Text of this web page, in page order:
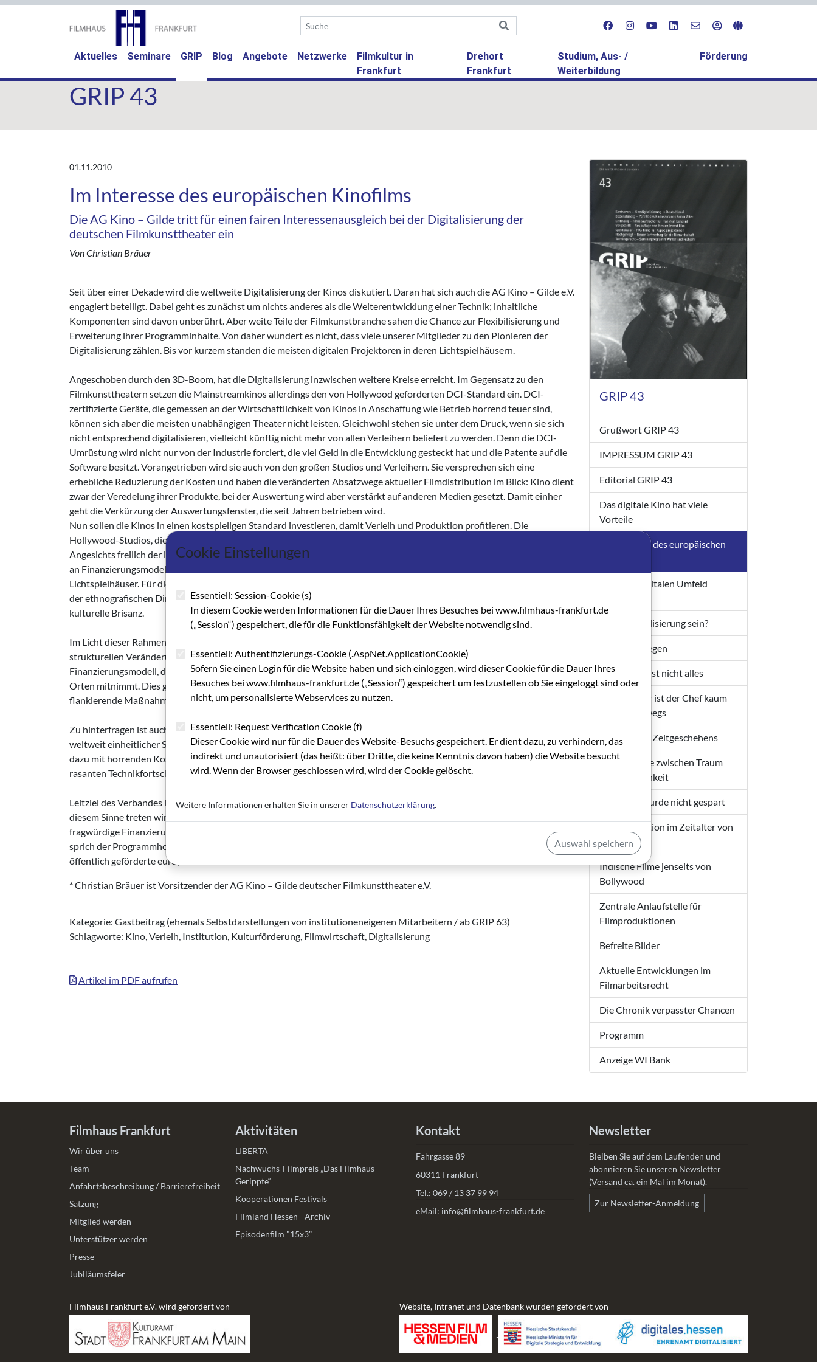
Aktuelles Seminare GRIP (current)
Blog Angebote Netzwerke
Filmkultur in
Frankfurt
Drehort
Frankfurt
Studium, Aus- /
Weiterbildung
Förderung
GRIP 43
01.11.2010
Im Interesse des europäischen Kinofilms
Die AG Kino – Gilde tritt für einen fairen Interessenausgleich bei der Digitalisierung der
deutschen Filmkunsttheater ein
Von Christian Bräuer
Seit über einer Dekade wird die weltweite Digitalisierung der Kinos diskutiert. Daran hat sich auch die AG Kino – Gilde e.V.
engagiert beteiligt. Dabei geht es zunächst um nichts anderes als die Weiterentwicklung einer Technik; inhaltliche
Komponenten sind davon unberührt. Aber weite Teile der Filmkunstbranche sahen die Chance zur Flexibilisierung und
Erweiterung ihrer Programminhalte. Von daher wundert es nicht, dass viele unserer Mitglieder zu den Pionieren der
Digitalisierung zählen. Bis vor kurzem standen die meisten digitalen Projektoren in deren Lichtspielhäusern.
Angeschoben durch den 3D-Boom, hat die Digitalisierung inzwischen weitere Kreise erreicht. Im Gegensatz zu den
Filmkunsttheatern setzen die Mainstreamkinos allerdings den von Hollywood geforderten DCI-Standard ein. DCI-
zertifizierte Geräte, die gemessen an der Wirtschaftlichkeit von Kinos in Anschaffung wie Betrieb horrend teuer sind,
können sich aber die meisten unabhängigen Theater nicht leisten. Gleichwohl stehen sie unter dem Druck, wenn sie sich
nicht entsprechend digitalisieren, vielleicht künftig nicht mehr von allen Verleihern beliefert zu werden. Denn die DCI-
Umrüstung wird nicht nur von der Industrie forciert, die viel Geld in die Entwicklung gesteckt hat und die Patente auf die
Software besitzt. Vorangetrieben wird sie auch von den großen Studios und Verleihern. Sie versprechen sich eine
erhebliche Reduzierung der Kosten und haben die veränderten Absatzwege aktueller Filmdistribution im Blick: Kino dient
zwar der Veredelung ihrer Produkte, bei der Auswertung wird aber verstärkt auf anderen Medien gesetzt. Damit einher
geht die Verkürzung der Auswertungsfenster, die seit Jahren betrieben wird.
Nun sollen die Kinos in einen kostspieligen Standard investieren, damit Verleih und Produktion profitieren. Die
Hollywood-Studios, die die Norm nach ihren Interessen definiert haben, müssen indes nicht die Investitionskosten tragen.
Angesichts freilich der immensen Einsparpotenziale, die durch die Digitalisierung winken, beteiligen sie die Majors zwar
an Finanzierungsmodellen, die nach Expertenmeinung aber ungeeignet sind für die Filmkunsttheater und traditionellen
Lichtspielhäuser. Für die Pflege des europäischen Films aber sind eben diese Arthouse-Kinos unverzichtbar. Angesichts
der ethnografischen Dimension dieser Werke besitzt die Digitalisierung damit nicht nur wirtschaftliche, sondern auch
kulturelle Brisanz.
Im Licht dieser Rahmenbedingungen ist eine massive Marktkonzentration zu befürchten, verbunden mit einer
strukturellen Veränderung der Kinolandschaft insgesamt. Daher setzen wir uns nachdrücklich für ein solides
Finanzierungsmodell, das einen leistbaren Eigenanteil enthält und auch die Filmkunsttheater sowie die Kinos in kleinen
Orten mitnimmt. Dies gelingt aber nur, wenn die Verleiher ihre Einsparpotenziale angemessen weitergeben und
flankierende Maßnahmen der öffentlichen Hand greifen.
Zu hinterfragen ist auch eine Norm, die viele Kinos in ihrer Existenz gefährdet – zumal DCI weit davon entfernt ist,
weltweit einheitlicher Standard zu sein. Denn unbestritten geht es bei der Festlegung technischer Standards, die noch
dazu mit horrenden Kosten verbunden sind, immer auch um Marktmacht und Marktanteile. Auch im Hinblick auf den
rasanten Technikfortschritt sind hier geeignete (Übergangs-)Lösungen gefordert.
Leitziel des Verbandes ist die Stärkung der einzigartigen Theater- und Programmvielfalt hier und in ganz Europa. In
diesem Sinne treten wir dafür ein, die Chancen der Digitalisierung zu nutzen und nicht durch hohe Kostenhürden und
fragwürdige Finanzierungskonstrukte ins Gegenteil zu verkehren. Unverzichtbar ist der Erhalt der Unabhängigkeit –
sprich der Programmhoheit – der Kinos. Gelingt dies mit vereinten Kräften, wäre der Nutznießer nicht zuletzt der zumeist
öffentlich geförderte europäische Kinofilm.
* Christian Bräuer ist Vorsitzender der AG Kino – Gilde deutscher Filmkunsttheater e.V.
Kategorie: Gastbeitrag (ehemals Selbstdarstellungen von institutioneneigenen Mitarbeitern / ab GRIP 63)
Schlagworte: Kino, Verleih, Institution, Kulturförderung, Filmwirtschaft, Digitalisierung
Artikel im PDF aufrufen
GRIP 43
Grußwort GRIP 43
IMPRESSUM GRIP 43
Editorial GRIP 43
Das digitale Kino hat viele
Vorteile
Im Interesse des europäischen
Sich dem digitalen Umfeld
Muss Digitalisierung sein?
Fluch und Segen
Die Technik ist nicht alles
Als Reporter ist der Chef kaum
noch unterwegs
Am Puls des Zeitgeschehens
Eine Branche zwischen Traum
und Wirklichkeit
Mit Kritik wurde nicht gespart
Filmproduktion im Zeitalter von
Web 2.0
Indische Filme jenseits von
Bollywood
Zentrale Anlaufstelle für
Filmproduktionen
Befreite Bilder
Aktuelle Entwicklungen im
Filmarbeitsrecht
Die Chronik verpasster Chancen
Programm
Anzeige WI Bank
Filmhaus Frankfurt
Wir über uns
Team
Anfahrtsbeschreibung / Barrierefreiheit
Satzung
Mitglied werden
Unterstützer werden
Presse
Jubiläumsfeier
Aktivitäten
LIBERTA
Nachwuchs-Filmpreis „Das Filmhaus-
Gerippte“
Kooperationen Festivals
Filmland Hessen - Archiv
Episodenfilm "15x3"
Kontakt
Fahrgasse 89
60311 Frankfurt
Tel.: 069 / 13 37 99 94
eMail: info@filmhaus-frankfurt.de
Newsletter
Bleiben Sie auf dem Laufenden und
abonnieren Sie unseren Newsletter
(Versand ca. ein Mal im Monat).
Zur Newsletter-Anmeldung
Filmhaus Frankfurt e.V. wird gefördert von Website, Intranet und Datenbank wurden gefördert von
Cookie Einstellungen
Essentiell: Session-Cookie (s)
In diesem Cookie werden Informationen für die Dauer Ihres Besuches bei www.filmhaus-frankfurt.de
(„Session“) gespeichert, die für die Funktionsfähigkeit der Website notwendig sind.
Essentiell: Authentifizierungs-Cookie (.AspNet.ApplicationCookie)
Sofern Sie einen Login für die Website haben und sich einloggen, wird dieser Cookie für die Dauer Ihres
Besuches bei www.filmhaus-frankfurt.de („Session“) gespeichert um festzustellen ob Sie eingeloggt sind oder
nicht, um personalisierte Webservices zu nutzen.
Essentiell: Request Verification Cookie (f)
Dieser Cookie wird nur für die Dauer des Website-Besuchs gespeichert. Er dient dazu, zu verhindern, das
indirekt und unautorisiert (das heißt: über Dritte, die keine Kenntnis davon haben) die Website besucht
wird. Wenn der Browser geschlossen wird, wird der Cookie gelöscht.
Weitere Informationen erhalten Sie in unserer Datenschutzerklärung.
Auswahl speichern